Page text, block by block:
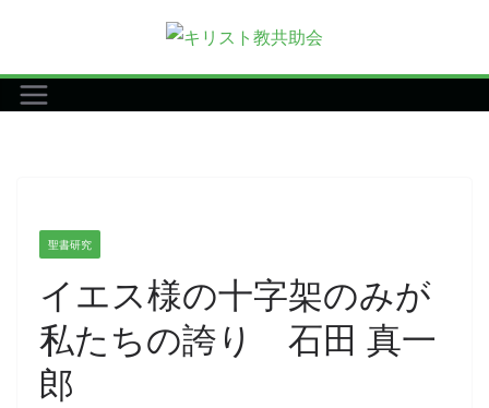
テ
ン
聖書研究
イエス様の十字架のみが
私たちの誇り 石田 真一
郎